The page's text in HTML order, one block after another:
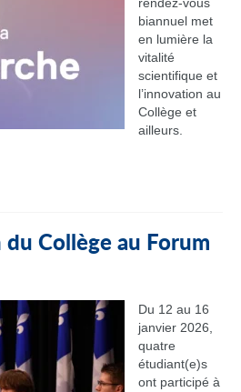
biannuel met
en lumière la
vitalité
scientifique et
l’innovation au
Collège et
ailleurs.
Collège au Forum
Du 12 au 16
janvier 2026,
quatre
étudiant(e)s
ont participé à